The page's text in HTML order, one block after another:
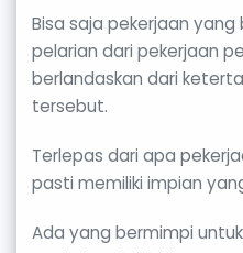
Bisa saja pekerjaan yang
pelarian dari pekerjaan
berlandaskan dari
tersebut.
Terlepas dari apa
pasti memiliki impian
Ada yang bermimpi